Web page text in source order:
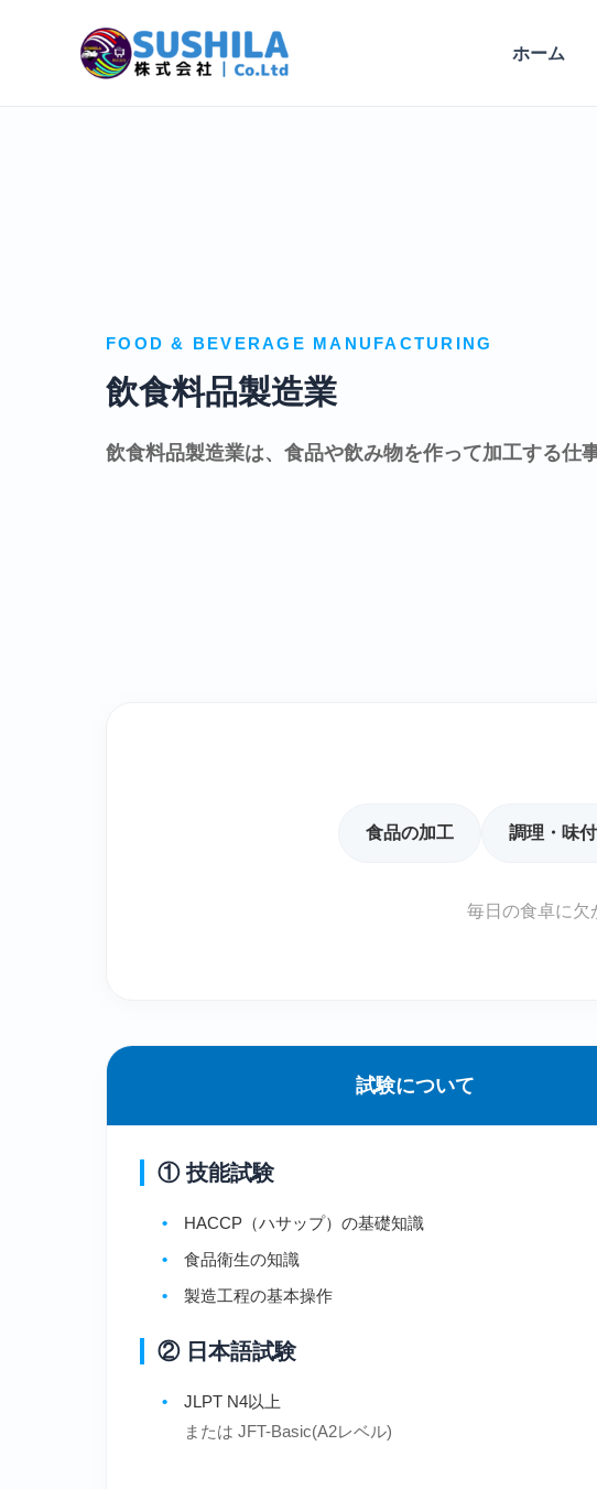
ホーム
FOOD & BEVERAGE MANUFACTURING
飲食料品製造業
飲食料品製造業は、食品や飲み物を作って加工する仕事
食品の加工 調理・味
毎日の食卓に欠
試験について
① 技能試験
HACCP（ハサップ）の基礎知識
食品衛生の知識
製造工程の基本操作
② 日本語試験
JLPT N4以上
または JFT-Basic(A2レベル)